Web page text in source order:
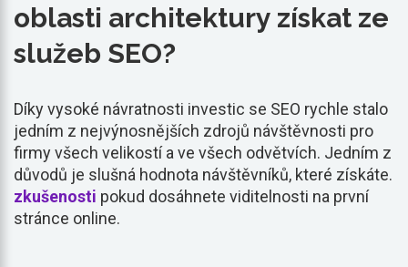
oblasti architektury získat ze
služeb SEO?
Díky vysoké návratnosti investic se SEO rychle stalo
jedním z nejvýnosnějších zdrojů návštěvnosti pro
firmy všech velikostí a ve všech odvětvích. Jedním z
důvodů je slušná hodnota návštěvníků, které získáte.
zkušenosti pokud dosáhnete viditelnosti na první
stránce online.